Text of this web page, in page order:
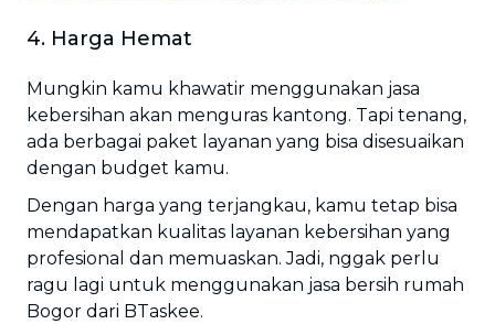
4. Harga Hemat
Mungkin kamu khawatir menggunakan jasa
kebersihan akan menguras kantong. Tapi tenang,
ada berbagai paket layanan yang bisa disesuaikan
dengan budget kamu.
Dengan harga yang terjangkau, kamu tetap bisa
mendapatkan kualitas layanan kebersihan yang
profesional dan memuaskan. Jadi, nggak perlu
ragu lagi untuk menggunakan jasa bersih rumah
Bogor dari BTaskee.